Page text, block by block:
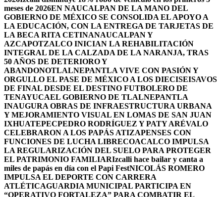
meses de 2026EN NAUCALPAN DE LA MANO DEL
GOBIERNO DE MÉXICO SE CONSOLIDA EL APOYO A
LA EDUCACIÓN, CON LA ENTREGA DE TARJETAS DE
LA BECA RITA CETINANAUCALPAN Y
AZCAPOTZALCO INICIAN LA REHABILITACIÓN
INTEGRAL DE LA CALZADA DE LA NARANJA, TRAS
50 AÑOS DE DETERIORO Y
ABANDONOTLALNEPANTLA VIVE CON PASIÓN Y
ORGULLO EL PASE DE MÉXICO A LOS DIECISEISAVOS
DE FINAL DESDE EL DESTINO FUTBOLERO DE
TENAYUCAEL GOBIERNO DE TLALNEPANTLA
INAUGURA OBRAS DE INFRAESTRUCTURA URBANA
Y MEJORAMIENTO VISUAL EN LOMAS DE SAN JUAN
IXHUATEPECPEDRO RODRÍGUEZ Y PATY ARÉVALO
CELEBRARON A LOS PAPÁS ATIZAPENSES CON
FUNCIONES DE LUCHA LIBRECOACALCO IMPULSA
LA REGULARIZACIÓN DEL SUELO PARA PROTEGER
EL PATRIMONIO FAMILIARIzcalli hace bailar y canta a
miles de papás en día con el Papi FestNICOLÁS ROMERO
IMPULSA EL DEPORTE CON CARRERA
ATLÉTICAGUARDIA MUNICIPAL PARTICIPA EN
“OPERATIVO FORTALEZA” PARA COMBATIR EL